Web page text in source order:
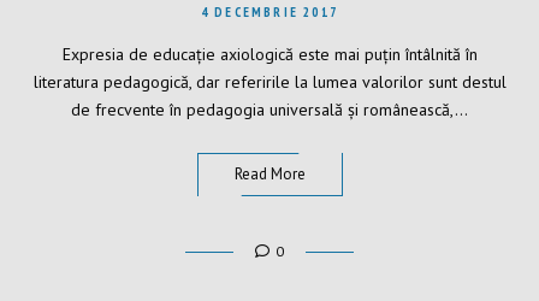
4 DECEMBRIE 2017
Expresia de educație axiologică este mai puțin întâlnită în
literatura pedagogică, dar referirile la lumea valorilor sunt destul
de frecvente în pedagogia universală și românească,…
Read More
0